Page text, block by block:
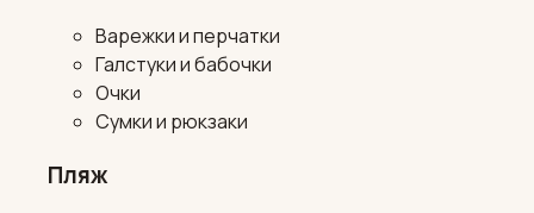
Варежки и перчатки
Галстуки и бабочки
Очки
Сумки и рюкзаки
Пляж